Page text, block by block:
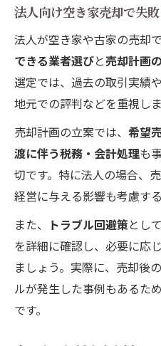
法人向け空き家売却で失
法人が空き家や古家の売却
できる業者選びと売却計画
選定では、過去の取引実績
地元での評判などを重視しま
売却計画の立案では、 希望
渡に伴う税務・会計処理も
切です。特に法人の場合、
経営に与える影響も考慮す
また、 トラブル回避策とし
を詳細に確認し、必要に応
ましょう。実際に、売却後
ルが発生した事例もあるた
です。